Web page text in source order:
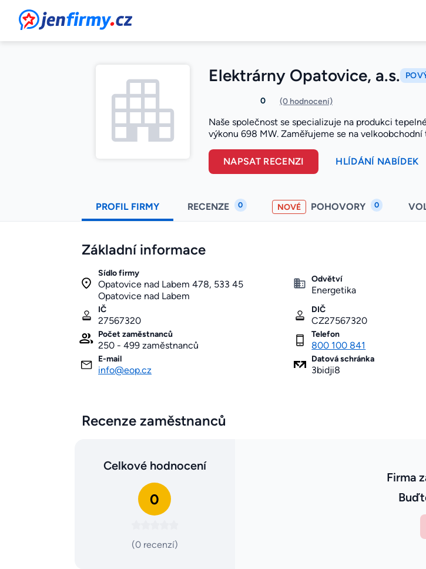
JenFirmy.cz
Elektrárny Opatovice, a.s.
0 (0 hodnocení)
Naše společnost se specializuje na produkci
výkonu 698 MW. Zaměřujeme se na
NAPSAT RECENZI HLÍDÁNÍ NABÍDEK
PROFIL FIRMY RECENZE 0 NOVÉ POHOVORY 0
Základní informace
Sídlo firmy
Opatovice nad Labem 478, 533 45
Opatovice nad Labem
Odvětví
Energetika
IČ
27567320
DIČ
CZ27567320
Počet zaměstnanců
250 - 499 zaměstnanců
Telefon
800 100 841
E-mail
info@eop.cz
Datová schránka
3bidji8
Recenze zaměstnanců
Celkové hodnocení
0
(0 recenzí)
Firma